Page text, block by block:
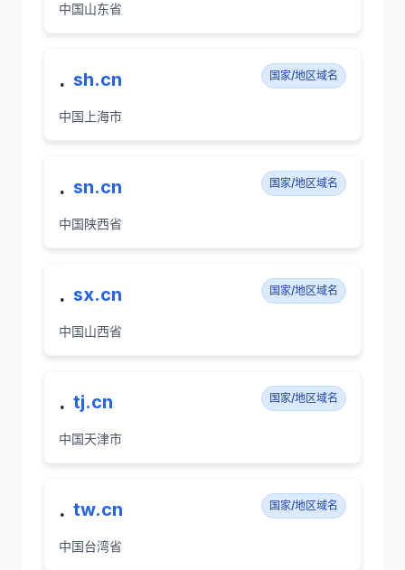
中国山东省
. sh.cn 国家/地区域名
中国上海市
. sn.cn 国家/地区域名
中国陕西省
. sx.cn 国家/地区域名
中国山西省
. tj.cn 国家/地区域名
中国天津市
. tw.cn 国家/地区域名
中国台湾省